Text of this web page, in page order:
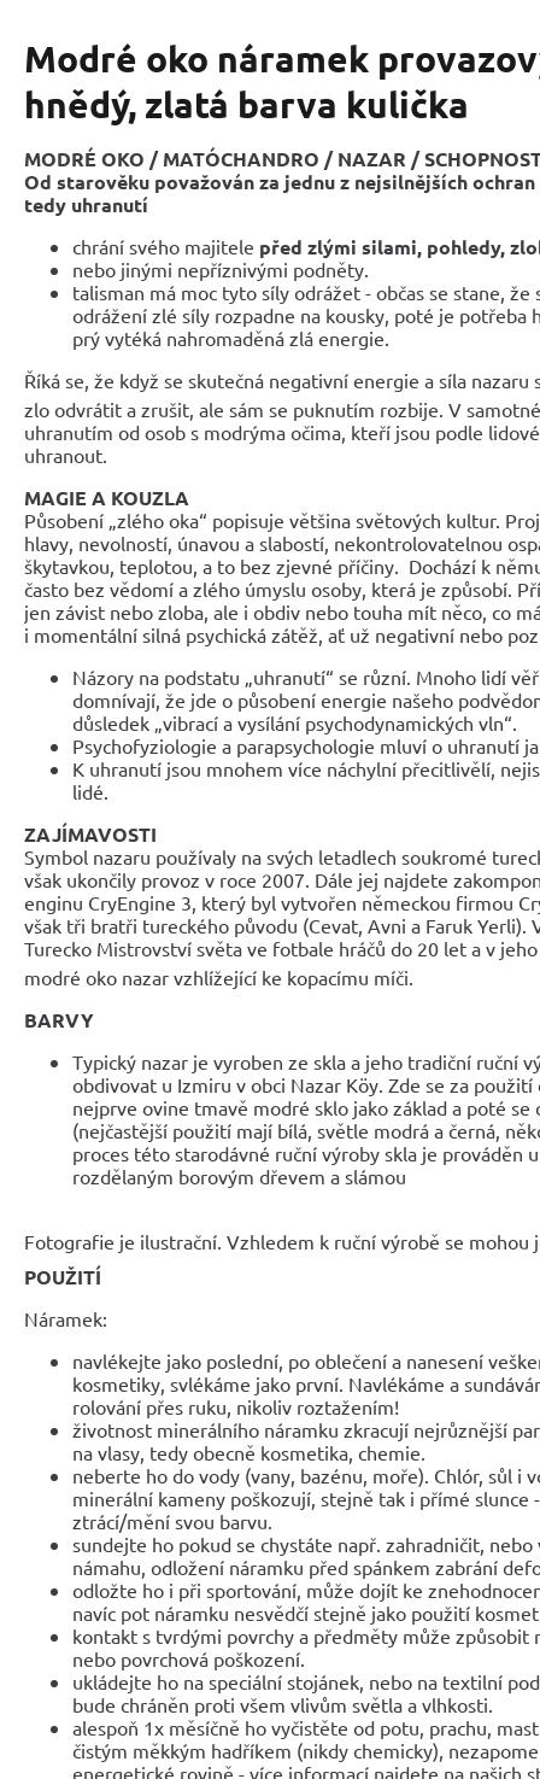
Modré oko náramek
hnědý, zlatá barva kulička
MODRÉ OKO / MATÓCHANDRO / NAZAR /
Od starověku považován za jednu z nejsilnějších ochran
tedy uhranutí
chrání svého majitele před zlými silami, pohledy,
nebo jinými nepříznivými podněty.
talisman má moc tyto síly odrážet - občas se stane, že
odrážení zlé síly rozpadne na kousky, poté je potřeba
prý vytéká nahromaděná zlá energie.
Říká se, že když se skutečná negativní energie a síla
zlo odvrátit a zrušit, ale sám se puknutím rozbije. V
uhranutím od osob s modrýma očima, kteří jsou podle
uhranout.
MAGIE A KOUZLA
Působení „zlého oka“ popisuje většina světových kultur.
hlavy, nevolností, únavou a slabostí, nekontrolovatelnou
škytavkou, teplotou, a to bez zjevné příčiny. Dochází k
často bez vědomí a zlého úmyslu osoby, která je způsobí.
jen závist nebo zloba, ale i obdiv nebo touha mít něco, co
i momentální silná psychická zátěž, ať už negativní nebo
Názory na podstatu „uhranutí“ se různí. Mnoho lidí
domnívají, že jde o působení energie našeho
důsledek „vibrací a vysílání psychodynamických vln“.
Psychofyziologie a parapsychologie mluví o uhranutí
K uhranutí jsou mnohem více náchylní přecitlivělí,
lidé.
ZAJÍMAVOSTI
Symbol nazaru používaly na svých letadlech soukromé
však ukončily provoz v roce 2007. Dále jej najdete
enginu CryEngine 3, který byl vytvořen německou firmou
však tři bratři tureckého původu (Cevat, Avni a Faruk Yerli).
Turecko Mistrovství světa ve fotbale hráčů do 20 let a v
modré oko nazar vzhlížející ke kopacímu míči.
BARVY
Typický nazar je vyroben ze skla a jeho tradiční ruční
obdivovat u Izmiru v obci Nazar Köy. Zde se za
nejprve ovine tmavě modré sklo jako základ a poté
(nejčastější použití mají bílá, světle modrá a černá,
proces této starodávné ruční výroby skla je prováděn
rozdělaným borovým dřevem a slámou
Fotografie je ilustrační. Vzhledem k ruční výrobě se
POUŽITÍ
Náramek:
navlékejte jako poslední, po oblečení a nanesení
kosmetiky, svlékáme jako první. Navlékáme a
rolování přes ruku, nikoliv roztažením!
životnost minerálního náramku zkracují nejrůznější
na vlasy, tedy obecně kosmetika, chemie.
neberte ho do vody (vany, bazénu, moře). Chlór, sůl i
minerální kameny poškozují, stejně tak i přímé slunce
ztrácí/mění svou barvu.
sundejte ho pokud se chystáte např. zahradničit,
námahu, odložení náramku před spánkem zabrání
odložte ho i při sportování, může dojít ke
navíc pot náramku nesvědčí stejně jako použití
kontakt s tvrdými povrchy a předměty může způsobit
nebo povrchová poškození.
ukládejte ho na speciální stojánek, nebo na textilní
bude chráněn proti všem vlivům světla a vlhkosti.
alespoň 1x měsíčně ho vyčistěte od potu, prachu,
čistým měkkým hadříkem (nikdy chemicky),
energetické rovině - více informací najdete na našich